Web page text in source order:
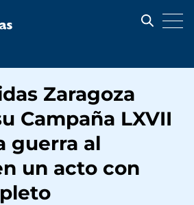
Zaragoza
Campaña LXVII
guerra al
un acto con